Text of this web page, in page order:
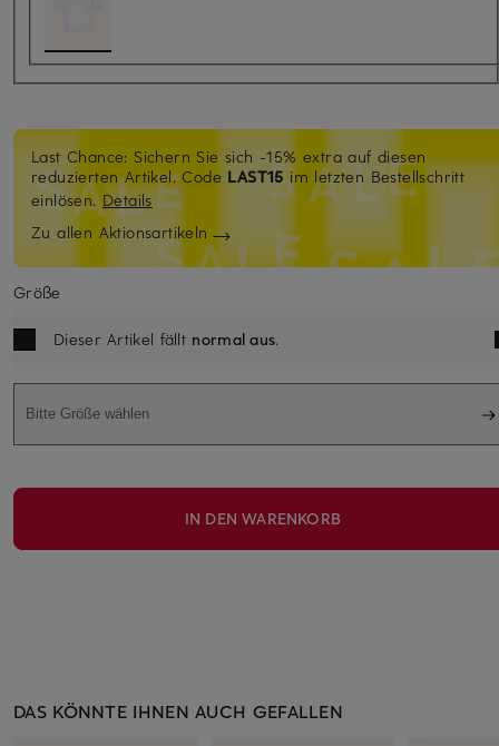
Last Chance: Sichern Sie sich -15% extra auf diesen
reduzierten Artikel. Code LAST15im letzten Bestellschritt
einlösen.Details
Zu allen Aktionsartikeln
Größe
Dieser Artikel fällt normal aus.
Bitte Größe wählen
IN DEN WARENKORB
DAS KÖNNTE IHNEN AUCH GEFALLEN